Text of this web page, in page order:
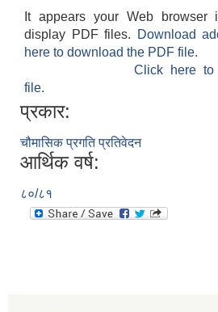
It appears your Web browser
display PDF files.
Download
here to download the PDF file.
Click here
file.
प्रकार:
चौमासिक प्रगति प्रतिवेदन
आर्थिक वर्ष:
८०/८१